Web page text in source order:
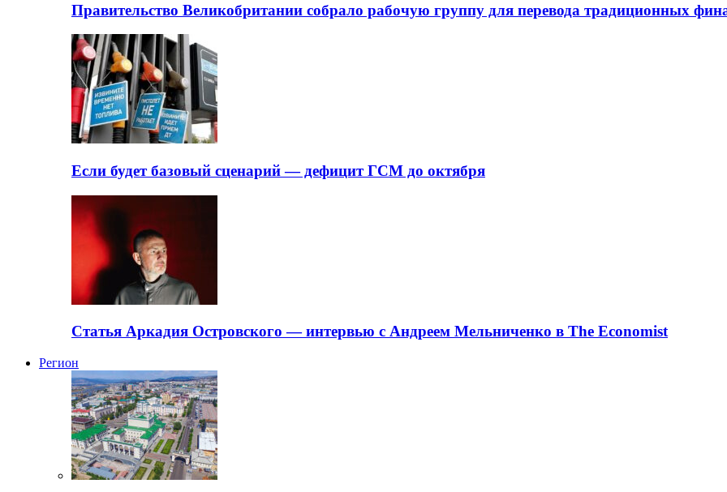
Правительство Великобритании собрало рабочую группу для перевода традиционных
Если будет базовый сценарий — дефицит ГСМ до октября
Статья Аркадия Островского — интервью с Андреем Мельниченко в The Economist
Регион